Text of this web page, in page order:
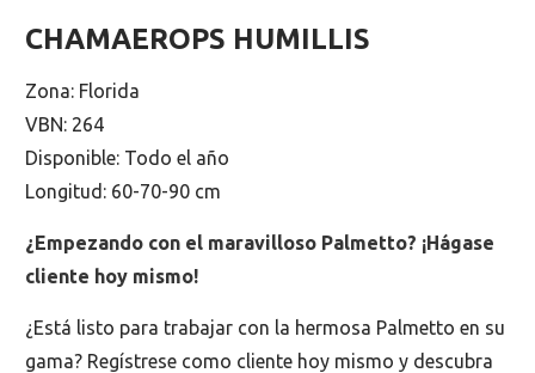
CHAMAEROPS HUMILLIS
Zona: Florida
VBN: 264
Disponible: Todo el año
Longitud: 60-70-90 cm
¿Empezando con el maravilloso Palmetto? ¡Hágase
cliente hoy mismo!
¿Está listo para trabajar con la hermosa Palmetto en su
gama? Regístrese como cliente hoy mismo y descubra